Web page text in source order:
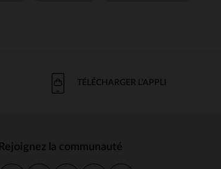
TÉLÉCHARGER L'APPLI
Rejoignez la communauté